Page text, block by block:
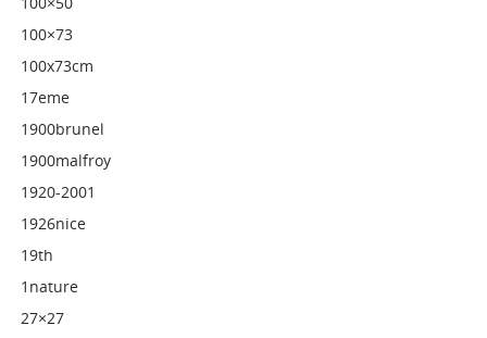
100×73
100x73cm
17eme
1900brunel
1900malfroy
1920-2001
1926nice
19th
1nature
27×27